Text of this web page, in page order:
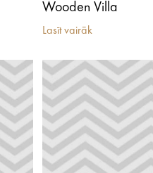
Wooden Villa
Lasīt vairāk